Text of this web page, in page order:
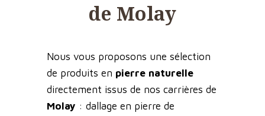
de Molay
Nous vous proposons une sélection
de produits en pierre naturelle
directement issus de nos carrières de
Molay : dallage en pierre de